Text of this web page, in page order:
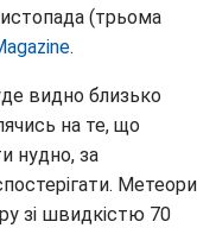
(трьома
.
видно близько
на те, що
нудно, за
Метеори
зі швидкістю 70